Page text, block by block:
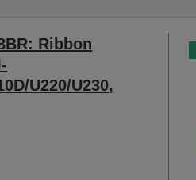
Ribbon
U220/U230,